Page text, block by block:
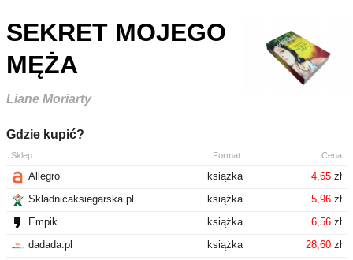
SEKRET MOJEGO
MĘŻA
Liane Moriarty
Gdzie kupić?
Sklep Format Cena
Allegro książka 4,65 zł
Skladnicaksiegarska.pl
książka 5,96 zł
Empik
książka 6,56 zł
dadada.pl
książka 28,60 zł